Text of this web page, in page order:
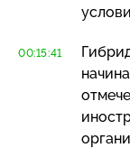
00:15:41